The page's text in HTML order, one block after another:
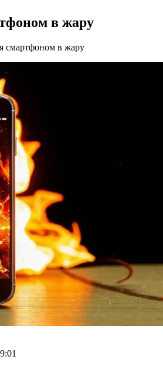
в жару
смартфоном в жару